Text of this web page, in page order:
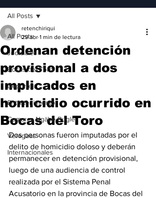
All Posts
Judiciales
Bocas del Toro
Deportes
Entretenimiento
Comarca Ngäbe-Buglé
Veraguas
Internacionales
All Posts
Ordenan detención
provisional a dos
implicados en
homicidio ocurrido en
Bocas del Toro
retenchiriqui
29 abr 1 min de lectura
Dos personas fueron imputadas por el
delito de homicidio doloso y deberán
permanecer en detención provisional,
luego de una audiencia de control
realizada por el Sistema Penal
Acusatorio en la provincia de Bocas del